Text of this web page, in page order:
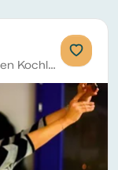
Schwingen Sie im Team gemeinsam den Kochlöffel